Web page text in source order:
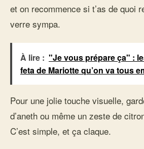
et on recommence si t’as de quoi
verre sympa.
À lire : "Je vous prépare ça" :
feta de Mariotte qu’on va tous
Pour une jolie touche visuelle,
d’aneth ou même un zeste de
C’est simple, et ça claque.